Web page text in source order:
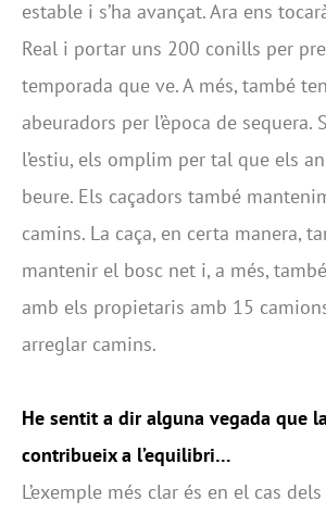
estable i s’ha avançat. Ara ens
Real i portar uns 200 conills per
temporada que ve. A més, també
abeuradors per l’època de sequera.
l’estiu, els omplim per tal que els
beure. Els caçadors també
camins. La caça, en certa manera,
mantenir el bosc net i, a més,
amb els propietaris amb 15
arreglar camins.
He sentit a dir alguna vegada que
contribueix a l’equilibri…
L’exemple més clar és en el cas